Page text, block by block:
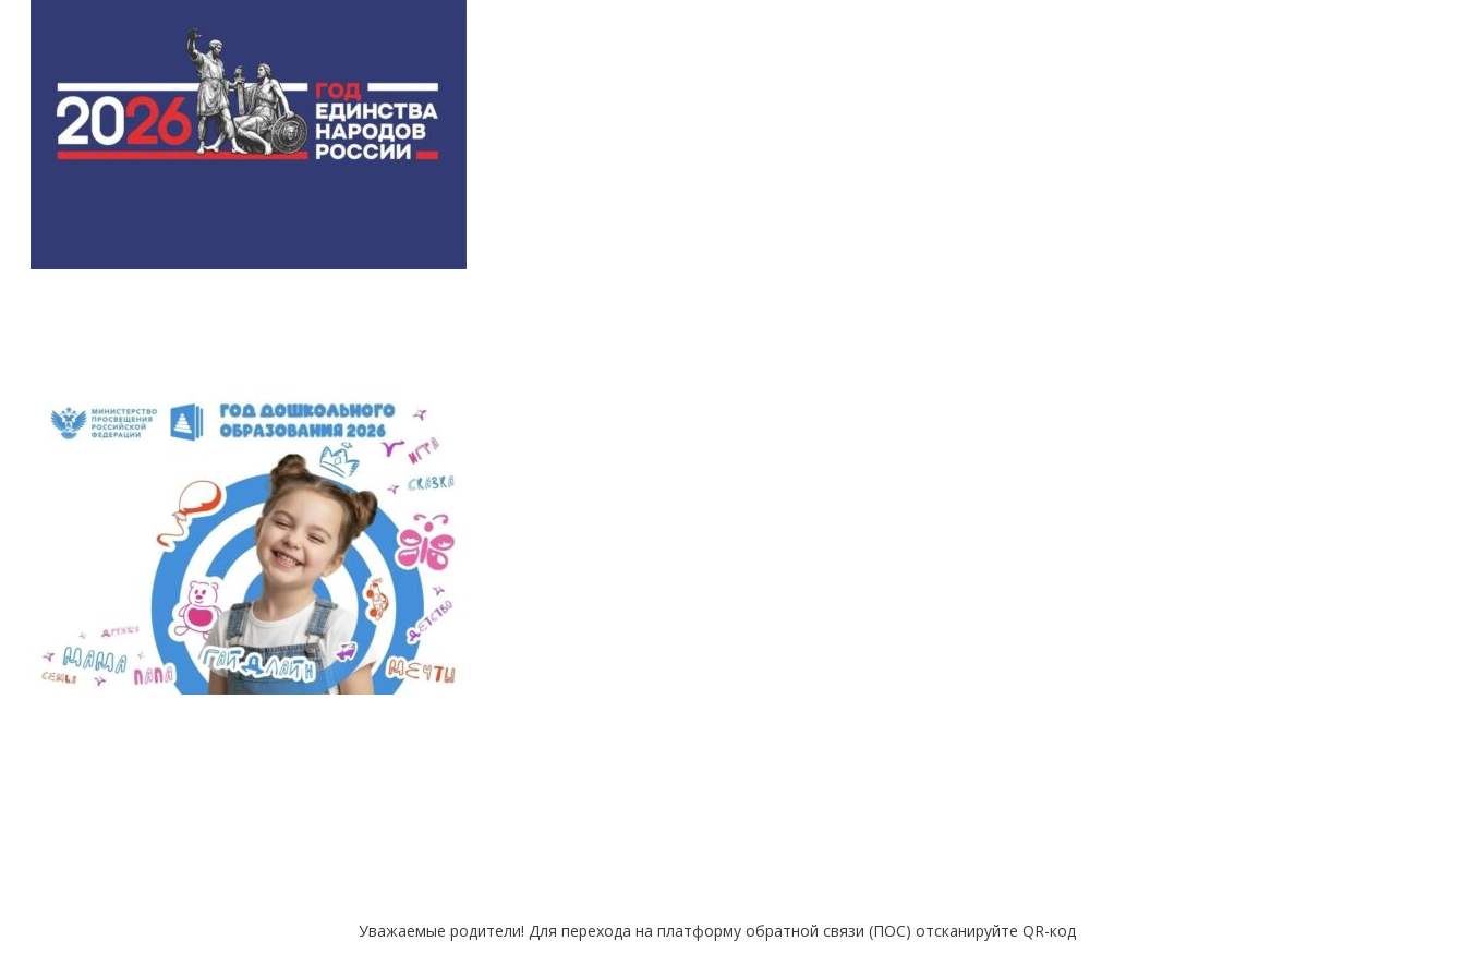
Уважаемые родители! Для перехода на платформу обратной связи (ПОС) отсканируйте QR-код